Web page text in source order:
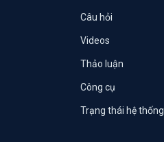
Câu hỏi
Videos
Thảo luận
Công cụ
Trạng thái hệ thống